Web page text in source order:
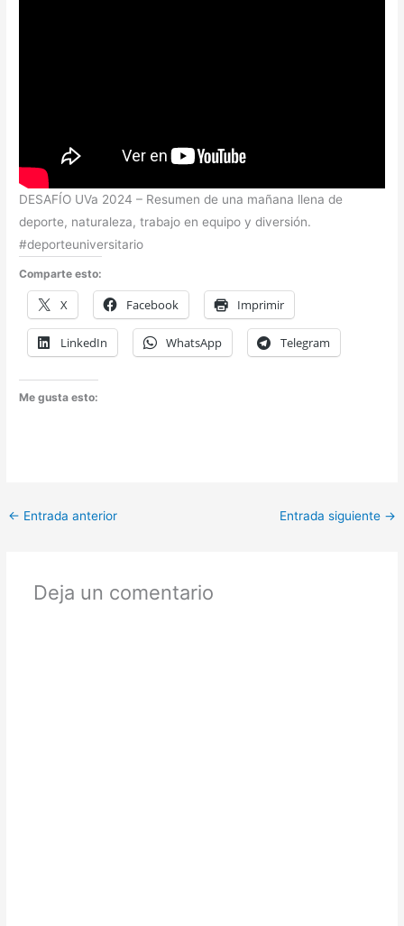
DESAFÍO UVa 2024 – Resumen de una mañana llena de
deporte, naturaleza, trabajo en equipo y diversión.
#deporteuniversitario
Comparte esto:
X Facebook Imprimir
LinkedIn WhatsApp Telegram
Me gusta esto:
← Entrada anterior Entrada siguiente →
Deja un comentario